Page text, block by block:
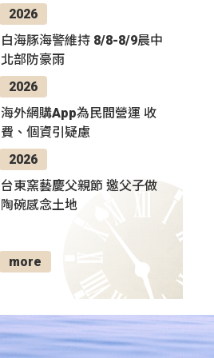
2026
白海豚海警維持 8/8-8/9晨中
北部防豪雨
2026
海外網購App為民間營運 收
費、個資引疑慮
2026
台東窯藝慶父親節 邀父子做
陶碗感念土地
more